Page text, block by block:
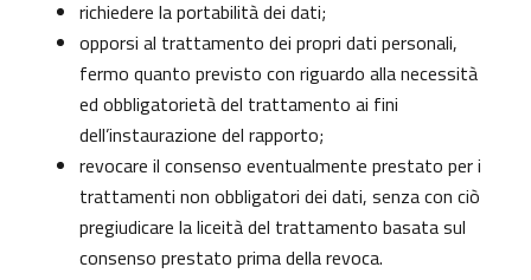
richiedere la portabilità dei dati;
opporsi al trattamento dei propri dati personali,
fermo quanto previsto con riguardo alla necessità
ed obbligatorietà del trattamento ai fini
dell’instaurazione del rapporto;
revocare il consenso eventualmente prestato per i
trattamenti non obbligatori dei dati, senza con ciò
pregiudicare la liceità del trattamento basata sul
consenso prestato prima della revoca.